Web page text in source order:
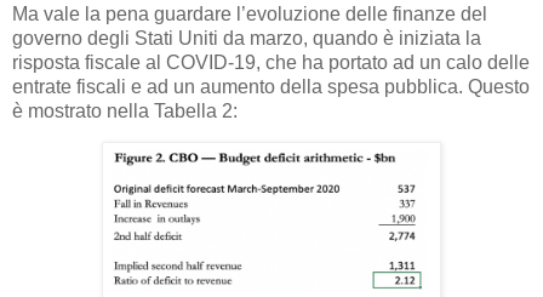
Ma vale la pena guardare l’evoluzione delle finanze del
governo degli Stati Uniti da marzo, quando è iniziata la
risposta fiscale al COVID-19, che ha portato ad un calo delle
entrate fiscali e ad un aumento della spesa pubblica. Questo
è mostrato nella Tabella 2: